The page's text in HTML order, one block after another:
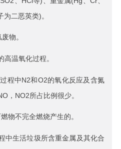
二恶英类)。
物。
温氧化过程。
程中N2和O2的氧化反应及含氮
，NO2所占比例很少。
物不完全燃烧产生的。
中生活垃圾所含重金属及其化合